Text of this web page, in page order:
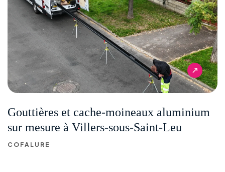
Gouttières et cache-moineaux aluminium
sur mesure à Villers-sous-Saint-Leu
COFALURE